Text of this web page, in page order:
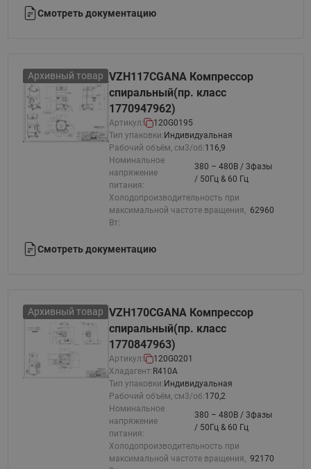
Смотреть документацию
Архивный товар VZH117CGANA Компрессор
спиральный(пр. класс
1770947962)
Артикул:
120G0195
Тип упаковки: Индивидуальная
Рабочий объём, см3/об:116,9
Номинальное
напряжение
питания:
380 – 480В / 3фазы
/ 50Гц & 60 Гц
Холодопроизводительность при
максимальной частоте вращения,
Вт:
62960
Смотреть документацию
Архивный товар VZH170CGANA Компрессор
спиральный(пр. класс
1770847963)
Артикул:
120G0201
Хладагент: R410A
Тип упаковки: Индивидуальная
Рабочий объём, см3/об:170,2
Номинальное
напряжение
питания:
380 – 480В / 3фазы
/ 50Гц & 60 Гц
Холодопроизводительность при
максимальной частоте вращения, 92170